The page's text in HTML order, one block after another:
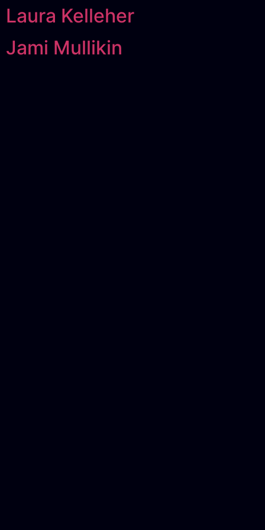
Laura Kelleher
Jami Mullikin